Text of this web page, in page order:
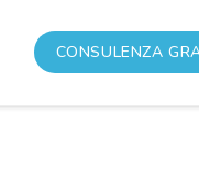
CONSULENZA